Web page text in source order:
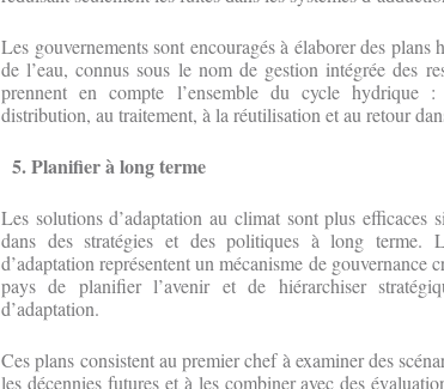
Les gouvernements sont encouragés à élaborer des plans
de l’eau, connus sous le nom de gestion intégrée des
prennent en compte l’ensemble du cycle
distribution, au traitement, à la réutilisation et au retour
5. Planifier à long terme
Les solutions d’adaptation au climat sont plus efficaces
dans des stratégies et des politiques à long terme.
d’adaptation représentent un mécanisme de gouvernance
pays de planifier l’avenir et de hiérarchiser
d’adaptation.
Ces plans consistent au premier chef à examiner des
les décennies futures et à les combiner avec des